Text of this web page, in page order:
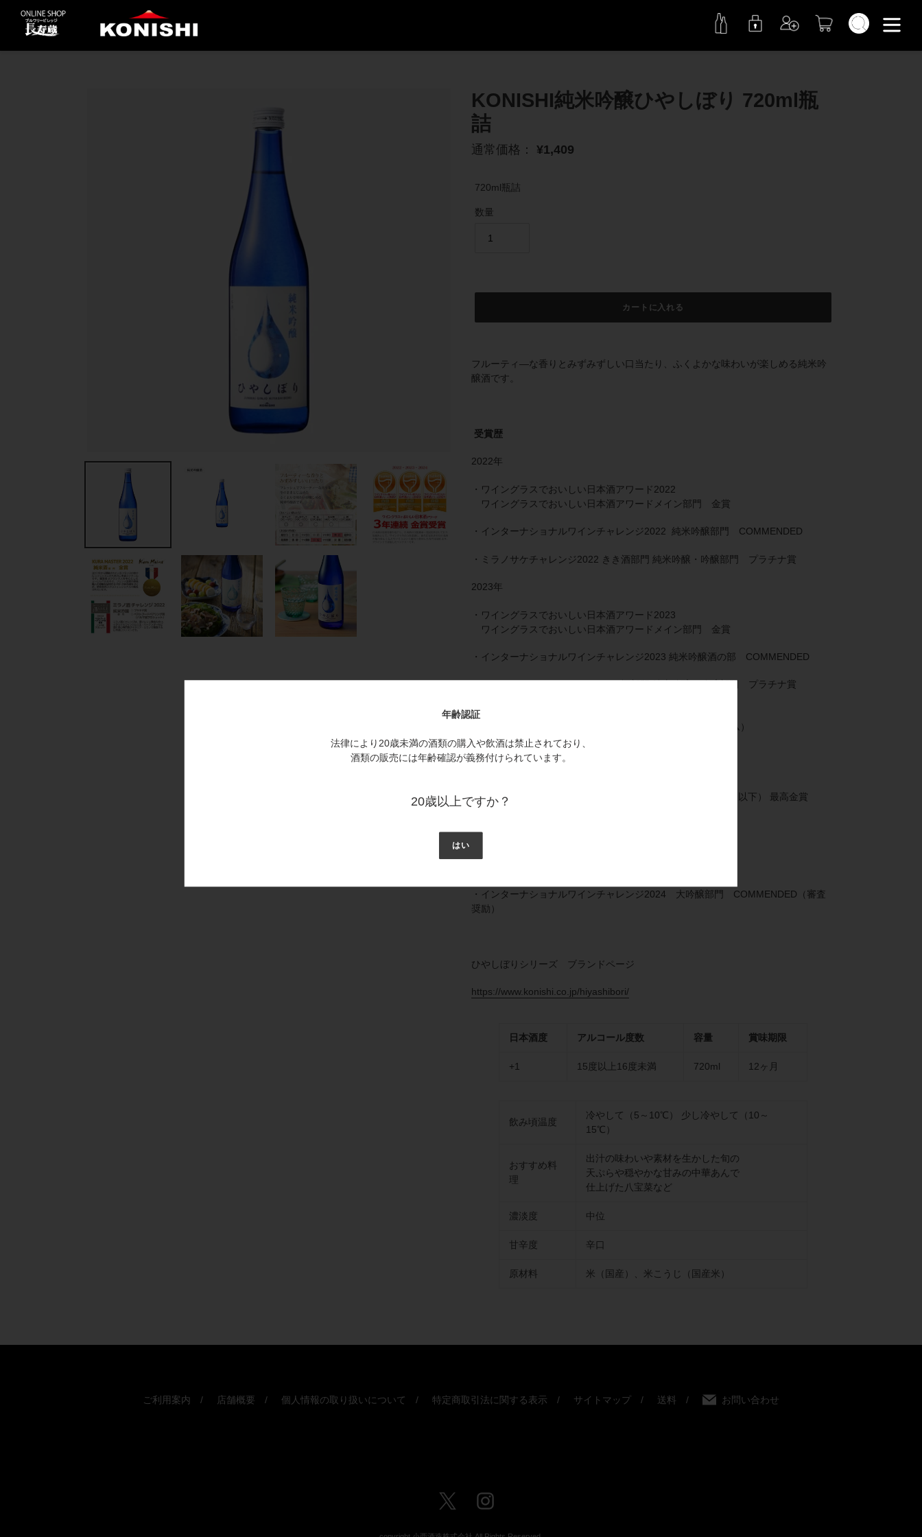
年齢認証
法律により20歳未満の酒類の購入や飲酒は禁止されており、
酒類の販売には年齢確認が義務付けられています。
20歳以上ですか？
はい
ン
検索
KONISHI純米吟醸ひやしぼり 720ml瓶
詰
通
価
通常価格： ¥1,409
720ml瓶詰
数量
カートに入れる
ト
に
を
加
る
フルーティ―な香りとみずみずしい口当たり、ふくよかな味わいが楽しめる純米吟
醸酒です。
受賞歴
2022年
・ワイングラスでおいしい日本酒アワード2022
ワイングラスでおいしい日本酒アワードメイン部門 金賞
・インターナショナルワインチャレンジ2022 純米吟醸部門 COMMENDED
・ミラノサケチャレンジ2022 きき酒部門 純米吟醸・吟醸部門 プラチナ賞
2023年
・ワイングラスでおいしい日本酒アワード2023
ワイングラスでおいしい日本酒アワードメイン部門 金賞
・インターナショナルワインチャレンジ2023 純米吟醸酒の部 COMMENDED
・ミラノサケチャレンジ2023 きき酒部門 純米吟醸・吟醸部門 プラチナ賞
・ミラノサケチャレンジ2023 フードペアリング部門
ベストフードペアリング賞 プロシュートクルード（生ハム）
・ミラノサケチャレンジ2023 デザイン部門
お値打ちぬる燗部門 720ml 1,100円 or 1.8L 2,200円 （税別 以下） 最高金賞
・インターナショナルワインチャレンジ2024 大吟醸部門 COMMENDED（審査
奨励）
ひやしぼりシリーズ ブランドページ
https://www.konishi.co.jp/hiyashibori/
日本酒度 アルコール度数 容量 賞味期限
+1 15度以上16度未満 720ml 12ヶ月
飲み頃温度
冷やして（5～10℃） 少し冷やして（10～
15℃）
おすすめ料
理
出汁の味わいや素材を生かした旬の
天ぷらや穏やかな甘みの中華あんで
仕上げた八宝菜など
濃淡度 中位
甘辛度 辛口
原材料 米（国産）、米こうじ（国産米）
ご利用案内 店舗概要 個人情報の取り扱いについて 特定商取引法に関する表示 サイトマップ 送料 お問い合わせ
Twitter Instagram